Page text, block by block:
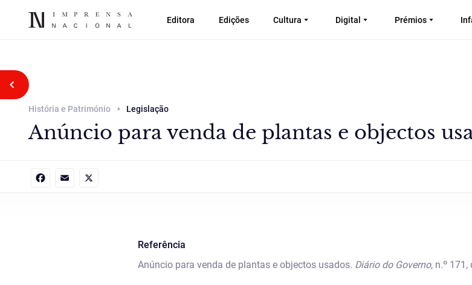
Editora Edições Cultura Digital Prémios
Voltar atrás
História e Património Legislação
Anúncio para venda de plantas e objectos
Referência
Anúncio para venda de plantas e objectos usados. Diário do Governo, n.º 171,